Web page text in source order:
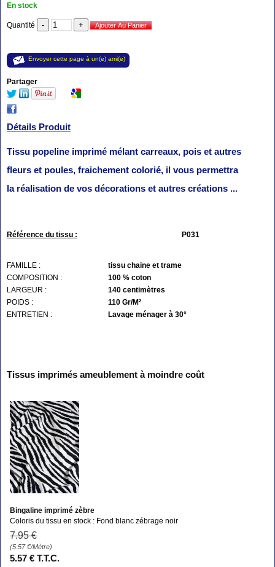
En stock
Quantité
Envoyer cette page à un(e) ami(e)
Partager
Détails Produit
Tissu popeline imprimé mélant carreaux, pois et autres
fleurs et poules, fraichement colorié, il vous permettra
la réalisation de vos décorations et autres créations ...
Référence du tissu : P031
FAMILLE :
tissu chaine et trame
COMPOSITION :
100 % coton
LARGEUR :
140 centimètres
POIDS :
110 Gr/M²
ENTRETIEN :
Lavage ménager à 30°
Tissus imprimés ameublement à moindre coût
Bingaline imprimé zèbre
Coloris du tissu en stock : Fond blanc zébrage noir
7.95 €
(5.57€/Mètre)
5.57 € T.T.C.